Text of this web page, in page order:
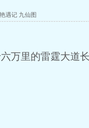
遇记 九仙图
万里的雷霆大道